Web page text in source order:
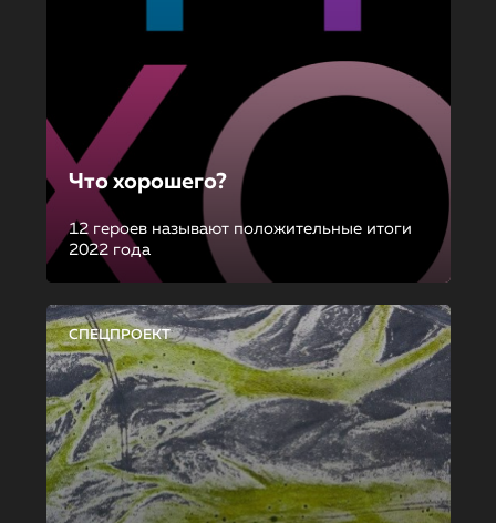
Что хорошего?
12 героев называют положительные итоги
2022 года
СПЕЦПРОЕКТ